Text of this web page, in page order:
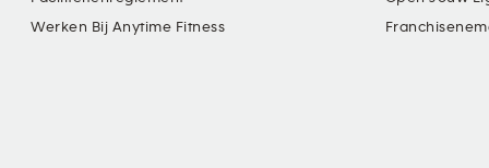
Werken Bij Anytime Fitness